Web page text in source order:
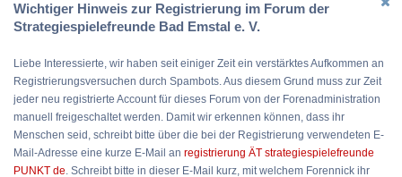
Wichtiger Hinweis zur Registrierung im Forum der
Strategiespielefreunde Bad Emstal e. V.
Liebe Interessierte, wir haben seit einiger Zeit ein verstärktes Aufkommen an
Registrierungsversuchen durch Spambots. Aus diesem Grund muss zur Zeit
jeder neu registrierte Account für dieses Forum von der Forenadministration
manuell freigeschaltet werden. Damit wir erkennen können, dass ihr
Menschen seid, schreibt bitte über die bei der Registrierung verwendeten E-
Mail-Adresse eine kurze E-Mail an registrierung ÄT strategiespielefreunde
PUNKT de. Schreibt bitte in dieser E-Mail kurz, mit welchem Forennick ihr